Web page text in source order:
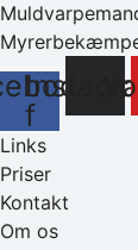
f
Links
Priser
Kontakt
Om os